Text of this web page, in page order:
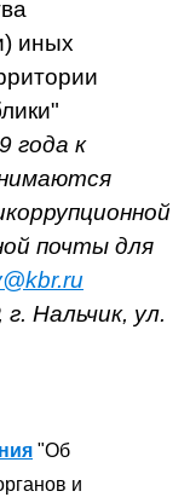
иных
года к
почты для
Нальчик, ул.
"Об
и